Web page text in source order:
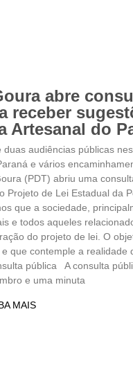
abre
receber
Artesanal do
duas audiências públicas
e vários
(PDT) abriu uma
Projeto de Lei Estadual da
que a sociedade,
e todos aqueles
do projeto de lei. O
que contemple a realidade
pública A consulta
e uma minuta
MAIS